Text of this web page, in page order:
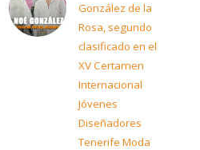
González de la
Rosa, segundo
clasificado en el
XV Certamen
Internacional
Jóvenes
Diseñadores
Tenerife Moda